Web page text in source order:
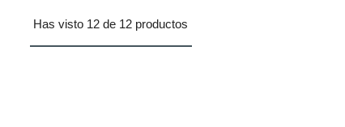
Has visto 12 de 12 productos